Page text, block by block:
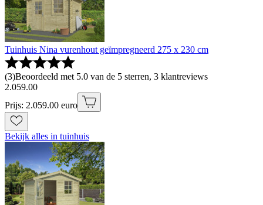
Tuinhuis Nina vurenhout geïmpregneerd 275 x 230 cm
(3)Beoordeeld met 5.0 van de 5 sterren, 3 klantreviews
2.059.00
Prijs: 2.059.00 euro
Bekijk alles in tuinhuis